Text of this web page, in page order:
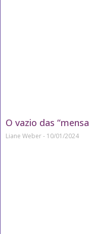
O vazio das
Liane Weber 10/01/2024